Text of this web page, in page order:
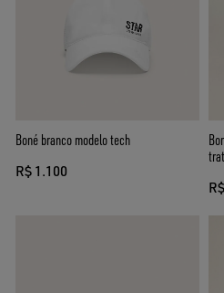
Boné branco modelo tech
R$ 1.100